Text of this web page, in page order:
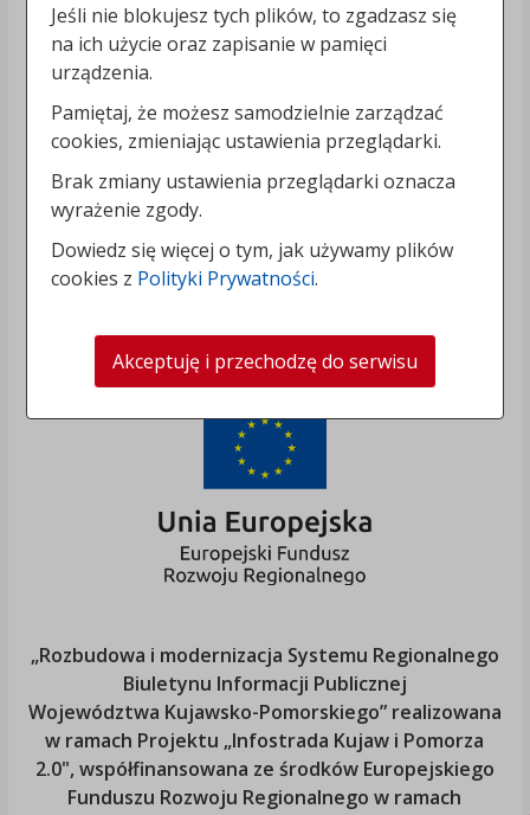
„Rozbudowa i modernizacja Systemu Regionalnego
Biuletynu Informacji Publicznej
Województwa Kujawsko-Pomorskiego” realizowana
w ramach Projektu „Infostrada Kujaw i Pomorza
2.0", współfinansowana ze środków Europejskiego
Funduszu Rozwoju Regionalnego w ramach
Jeśli nie blokujesz tych plików, to zgadzasz się
na ich użycie oraz zapisanie w pamięci
urządzenia.
Pamiętaj, że możesz samodzielnie zarządzać
cookies, zmieniając ustawienia przeglądarki.
Brak zmiany ustawienia przeglądarki oznacza
wyrażenie zgody.
Dowiedz się więcej o tym, jak używamy plików
cookies z Polityki Prywatności.
Akceptuję i przechodzę do serwisu